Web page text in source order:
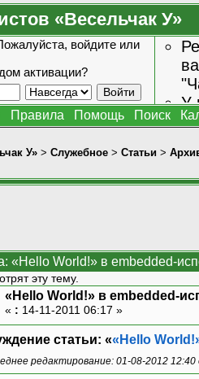
«Весельчак У»
войдите или
активации?
У
Правила Помощь Поиск
У» > Служебное > Статьи >
«Hello World!» в embedded-
эту тему.
«Hello World!» в embedded-
« : 14-11-2011 06:17 »
статьи: ««Hello
редактирование: 01-08-2012